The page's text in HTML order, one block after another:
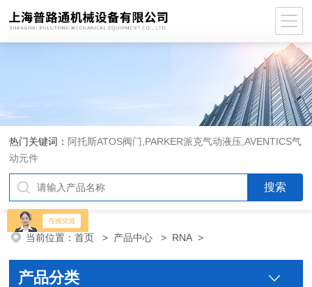
热门关键词： 阿托斯ATOS阀门,PARKER派克气动液压,AVENTICS气
动元件
当前位置：首页 > 产品中心 > RNA >
产品分类